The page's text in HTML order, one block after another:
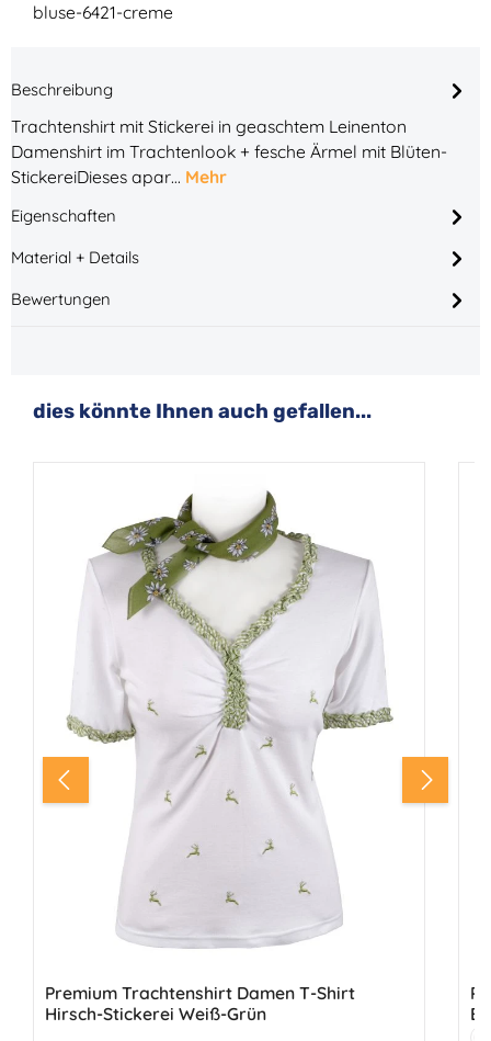
bluse-6421-creme
Beschreibung
Trachtenshirt mit Stickerei in geaschtem Leinenton
Damenshirt im Trachtenlook + fesche Ärmel mit Blüten-
StickereiDieses apar… Mehr
Eigenschaften
Material + Details
Bewertungen
Produktgalerie überspringen
dies könnte Ihnen auch gefallen...
Premium Trachtenshirt Damen T-Shirt
Hirsch-Stickerei Weiß-Grün